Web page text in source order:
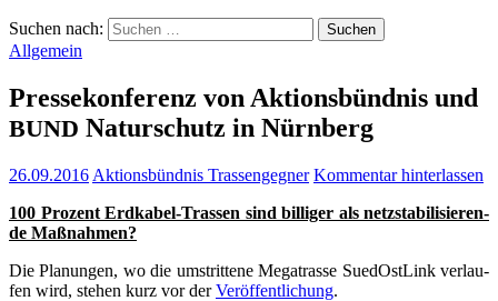
Suchen nach:
Allgemein
Pres­se­kon­fe­renz von Akti­ons­bünd­nis und
BUND Natur­schutz in Nürnberg
26.09.2016 Aktionsbündnis Trassengegner Kommentar hinterlassen
100 Pro­zent Erd­ka­bel-Tras­sen sind bil­li­ger als netz­sta­bi­li­sie­ren­
de Maßnahmen?
Die Pla­nun­gen, wo die umstrit­te­ne Mega­tras­se Sued­Ost­Link ver­lau­
fen wird, ste­hen kurz vor derVer­öf­fent­li­chung.